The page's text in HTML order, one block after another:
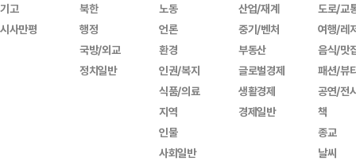
기고
시사만평
북한
행정
국방/외교
정치일반
노동
언론
환경
인권/복지
식품/의료
지역
인물
사회일반
산업/재계
중기/벤처
부동산
글로벌경제
생활경제
경제일반
도로/교
여행/레
음식/맛
패션/뷰
공연/전
책
종교
날씨